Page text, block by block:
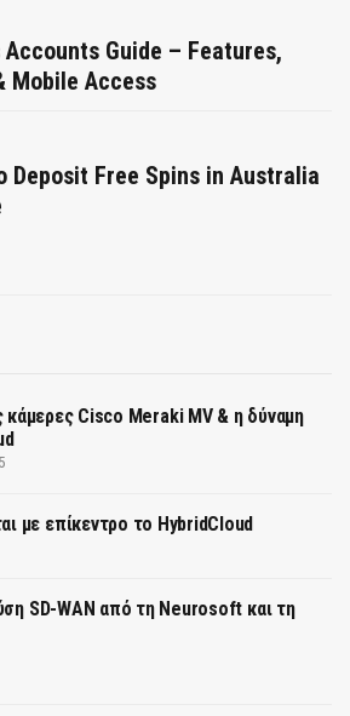
Guide – Features,
Mobile Access
Deposit Free Spins in Australia
κάμερες Cisco Meraki MV & η δύναμη
με επίκεντρο το HybridCloud
SD-WAN από τη Neurosoft και τη